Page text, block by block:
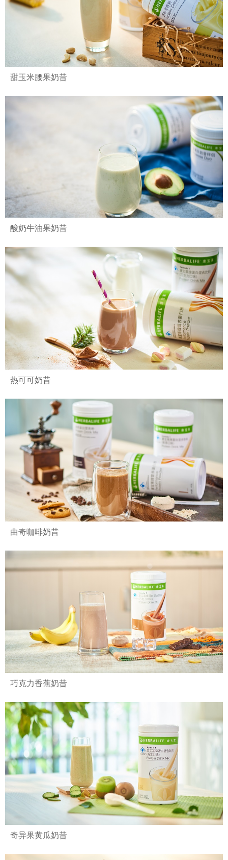
甜玉米腰果奶昔
酸奶牛油果奶昔
热可可奶昔
曲奇咖啡奶昔
巧克力香蕉奶昔
奇异果黄瓜奶昔